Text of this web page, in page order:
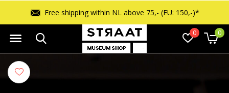
0 0
Free returns within 14 days